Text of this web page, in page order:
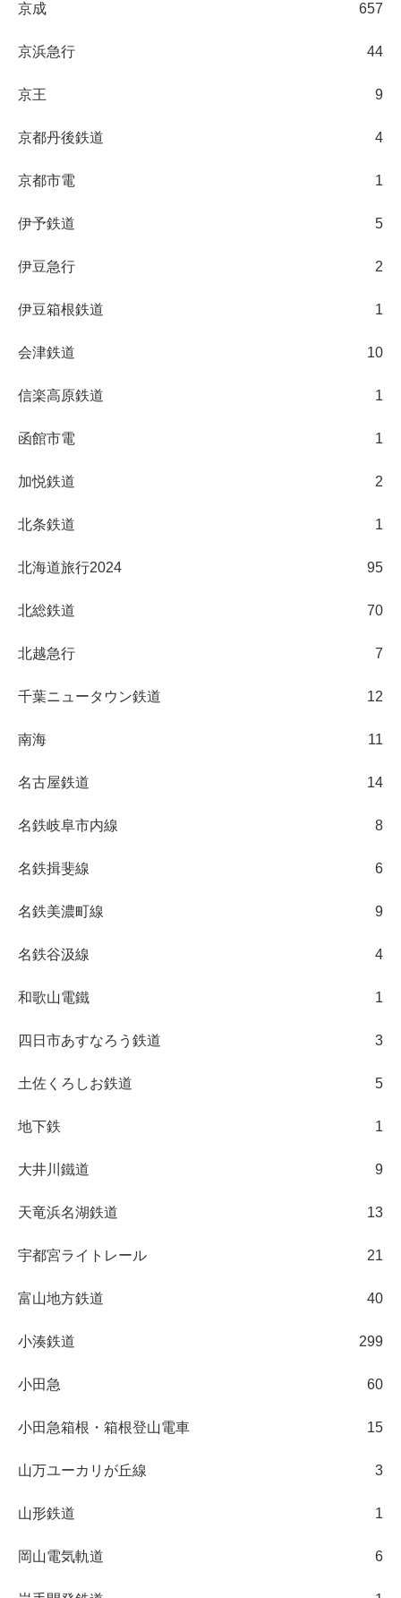
京成 657
京浜急行 44
京王 9
京都丹後鉄道 4
京都市電 1
伊予鉄道 5
伊豆急行 2
伊豆箱根鉄道 1
会津鉄道 10
信楽高原鉄道 1
函館市電 1
加悦鉄道 2
北条鉄道 1
北海道旅行2024 95
北総鉄道 70
北越急行 7
千葉ニュータウン鉄道 12
南海 11
名古屋鉄道 14
名鉄岐阜市内線 8
名鉄揖斐線 6
名鉄美濃町線 9
名鉄谷汲線 4
和歌山電鐵 1
四日市あすなろう鉄道 3
土佐くろしお鉄道 5
地下鉄 1
大井川鐵道 9
天竜浜名湖鉄道 13
宇都宮ライトレール 21
富山地方鉄道 40
小湊鉄道 299
小田急 60
小田急箱根・箱根登山電車 15
山万ユーカリが丘線 3
山形鉄道 1
岡山電気軌道 6